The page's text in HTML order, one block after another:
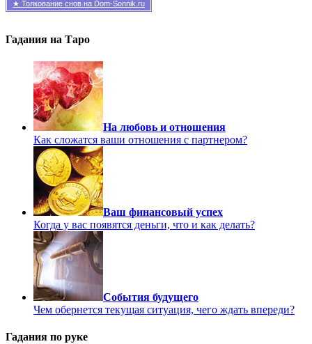
★ Толкование снов на Dom-Sonnik.ru
Гадания на Таро
На любовь и отношения
Как сложатся ваши отношения с партнером?
Ваш финансовый успех
Когда у вас появятся деньги, что и как делать?
События будущего
Чем обернется текущая ситуация, чего ждать впереди?
Гадания по руке